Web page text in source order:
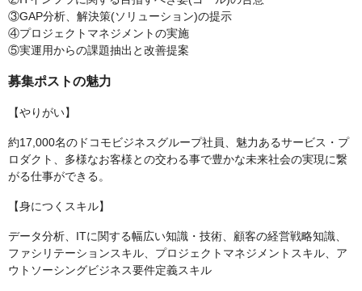
③GAP分析、解決策(ソリューション)の提示
④プロジェクトマネジメントの実施
⑤実運用からの課題抽出と改善提案
募集ポストの魅力
【やりがい】
約17,000名のドコモビジネスグループ社員、魅力あるサービス・プ
ロダクト、多様なお客様との交わる事で豊かな未来社会の実現に繋
がる仕事ができる。
【身につくスキル】
データ分析、ITに関する幅広い知識・技術、顧客の経営戦略知識、
ファシリテーションスキル、プロジェクトマネジメントスキル、ア
ウトソーシングビジネス要件定義スキル